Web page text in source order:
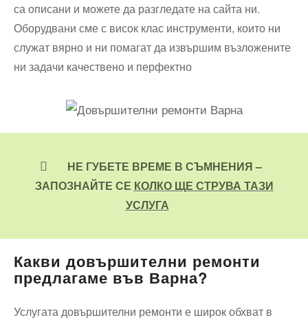
са описани и можете да разгледате на сайта ни.
Оборудвани сме с висок клас инструменти, които ни
служат вярно и ни помагат да извършим възложените
ни задачи качествено и перфектно
НЕ ГУБЕТЕ ВРЕМЕ В СЪМНЕНИЯ –
ЗАПОЗНАЙТЕ СЕ КОЛКО ЩЕ СТРУВА ТАЗИ
УСЛУГА
Какви довършителни ремонти
предлагаме във Варна?
Услугата довършителни ремонти е широк обхват в